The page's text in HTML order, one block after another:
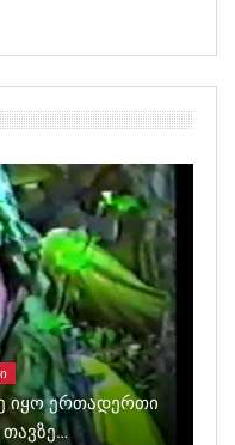
Იყო Ერთადერთი
Თავზე…